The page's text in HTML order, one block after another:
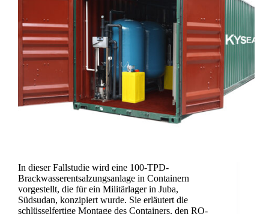
In dieser Fallstudie wird eine 100-TPD-
Brackwasserentsalzungsanlage in Containern
vorgestellt, die für ein Militärlager in Juba,
Südsudan, konzipiert wurde. Sie erläutert die
schlüsselfertige Montage des Containers, den RO-